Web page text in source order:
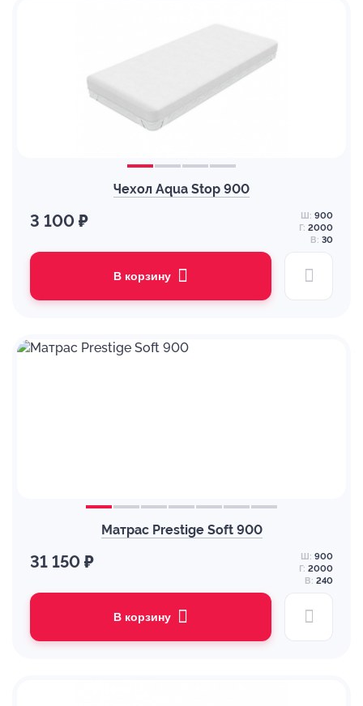
Чехол Aqua Stop 900
3 100 ₽ Ш: 900
Г: 2000
В: 30
В корзину
Матрас Prestige Soft 900
31 150 ₽ Ш: 900
Г: 2000
В: 240
В корзину